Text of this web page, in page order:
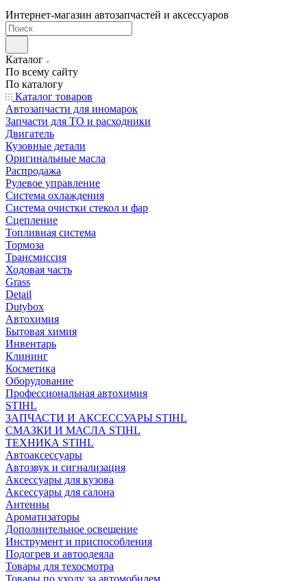
Интернет-магазин автозапчастей и аксессуаров
Каталог
По всему сайту
По каталогу
Каталог товаров
Автозапчасти для иномарок
Запчасти для ТО и расходники
Двигатель
Кузовные детали
Оригинальные масла
Распродажа
Рулевое управление
Система охлаждения
Система очистки стекол и фар
Сцепление
Топливная система
Тормоза
Трансмиссия
Ходовая часть
Grass
Detail
Dutybox
Автохимия
Бытовая химия
Инвентарь
Клининг
Косметика
Оборудование
Профессиональная автохимия
STIHL
ЗАПЧАСТИ И АКСЕССУАРЫ STIHL
СМАЗКИ И МАСЛА STIHL
ТЕХНИКА STIHL
Автоаксессуары
Автозвук и сигнализация
Аксессуары для кузова
Аксессуары для салона
Антенны
Ароматизаторы
Дополнительное освещение
Инструмент и приспособления
Подогрев и автоодеяла
Товары для техосмотра
Товары по уходу за автомобилем